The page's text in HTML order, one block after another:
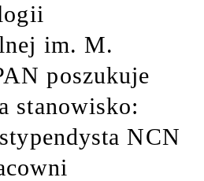
im. M.
poszukuje
stanowisko:
NCN